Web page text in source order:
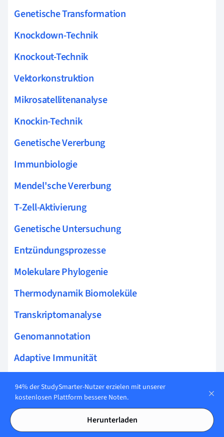
Genetische Transformation
Knockdown-Technik
Knockout-Technik
Vektorkonstruktion
Mikrosatellitenanalyse
Knockin-Technik
Genetische Vererbung
Immunbiologie
Mendel'sche Vererbung
T-Zell-Aktivierung
Genetische Untersuchung
Entzündungsprozesse
Molekulare Phylogenie
Thermodynamik Biomoleküle
Transkriptomanalyse
Genomannotation
Adaptive Immunität
Gensequenzierung
Immunologische Gedächtnis
94% der StudySmarter-Nutzer erzielen mit unserer
kostenlosen Plattform bessere Noten.
Herunterladen